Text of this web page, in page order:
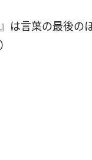
は言葉の最後